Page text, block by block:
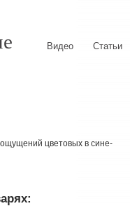
Видео Статьи
цветовых в сине-